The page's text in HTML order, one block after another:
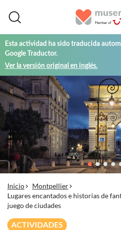
Esta actividad ha sido traducida
Google Traductor.
Ver la versión original en inglés.
Inicio
Montpellier
Lugares encantados e historias de
juego de ciudades
ACTIVIDADES